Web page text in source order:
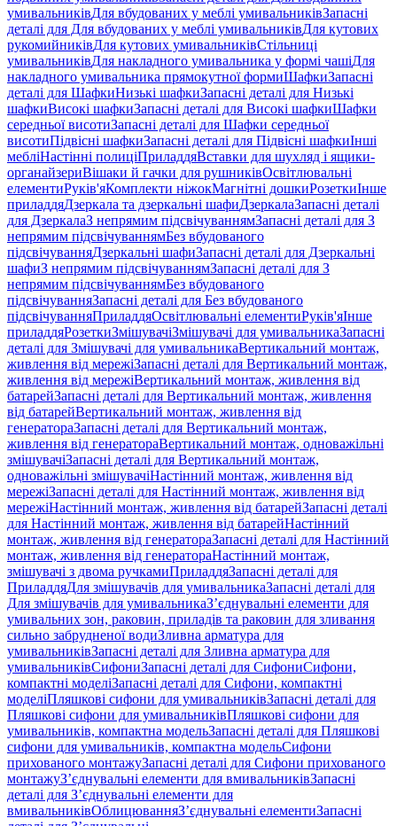
умивальниківДля вбудованих у меблі умивальниківЗапасні
деталі для Для вбудованих у меблі умивальниківДля кутових
рукомийниківДля кутових умивальниківСтільниці
умивальниківДля накладного умивальника у формі чашіДля
накладного умивальника прямокутної формиШафкиЗапасні
деталі для ШафкиНизькі шафкиЗапасні деталі для Низькі
шафкиВисокі шафкиЗапасні деталі для Високі шафкиШафки
середньої висотиЗапасні деталі для Шафки середньої
висотиПідвісні шафкиЗапасні деталі для Підвісні шафкиІнші
мебліНастінні полиціПриладдяВставки для шухляд і ящики-
органайзериВішаки й гачки для рушниківОсвітлювальні
елементиРуків'яКомплекти ніжокМагнітні дошкиРозеткиІнше
приладдяДзеркала та дзеркальні шафиДзеркалаЗапасні деталі
для ДзеркалаЗ непрямим підсвічуваннямЗапасні деталі для З
непрямим підсвічуваннямБез вбудованого
підсвічуванняДзеркальні шафиЗапасні деталі для Дзеркальні
шафиЗ непрямим підсвічуваннямЗапасні деталі для З
непрямим підсвічуваннямБез вбудованого
підсвічуванняЗапасні деталі для Без вбудованого
підсвічуванняПриладдяОсвітлювальні елементиРуків'яІнше
приладдяРозеткиЗмішувачіЗмішувачі для умивальникаЗапасні
деталі для Змішувачі для умивальникаВертикальний монтаж,
живлення від мережіЗапасні деталі для Вертикальний монтаж,
живлення від мережіВертикальний монтаж, живлення від
батарейЗапасні деталі для Вертикальний монтаж, живлення
від батарейВертикальний монтаж, живлення від
генератораЗапасні деталі для Вертикальний монтаж,
живлення від генератораВертикальний монтаж, одноважільні
змішувачіЗапасні деталі для Вертикальний монтаж,
одноважільні змішувачіНастінний монтаж, живлення від
мережіЗапасні деталі для Настінний монтаж, живлення від
мережіНастінний монтаж, живлення від батарейЗапасні деталі
для Настінний монтаж, живлення від батарейНастінний
монтаж, живлення від генератораЗапасні деталі для Настінний
монтаж, живлення від генератораНастінний монтаж,
змішувачі з двома ручкамиПриладдяЗапасні деталі для
ПриладдяДля змішувачів для умивальникаЗапасні деталі для
Для змішувачів для умивальникаЗ’єднувальні елементи для
умивальних зон, раковин, приладів та раковин для зливання
сильно забрудненої водиЗливна арматура для
умивальниківЗапасні деталі для Зливна арматура для
умивальниківСифониЗапасні деталі для СифониСифони,
компактні моделіЗапасні деталі для Сифони, компактні
моделіПляшкові сифони для умивальниківЗапасні деталі для
Пляшкові сифони для умивальниківПляшкові сифони для
умивальників, компактна модельЗапасні деталі для Пляшкові
сифони для умивальників, компактна модельСифони
прихованого монтажуЗапасні деталі для Сифони прихованого
монтажуЗ’єднувальні елементи для вмивальниківЗапасні
деталі для З’єднувальні елементи для
вмивальниківОблицюванняЗ’єднувальні елементиЗапасні